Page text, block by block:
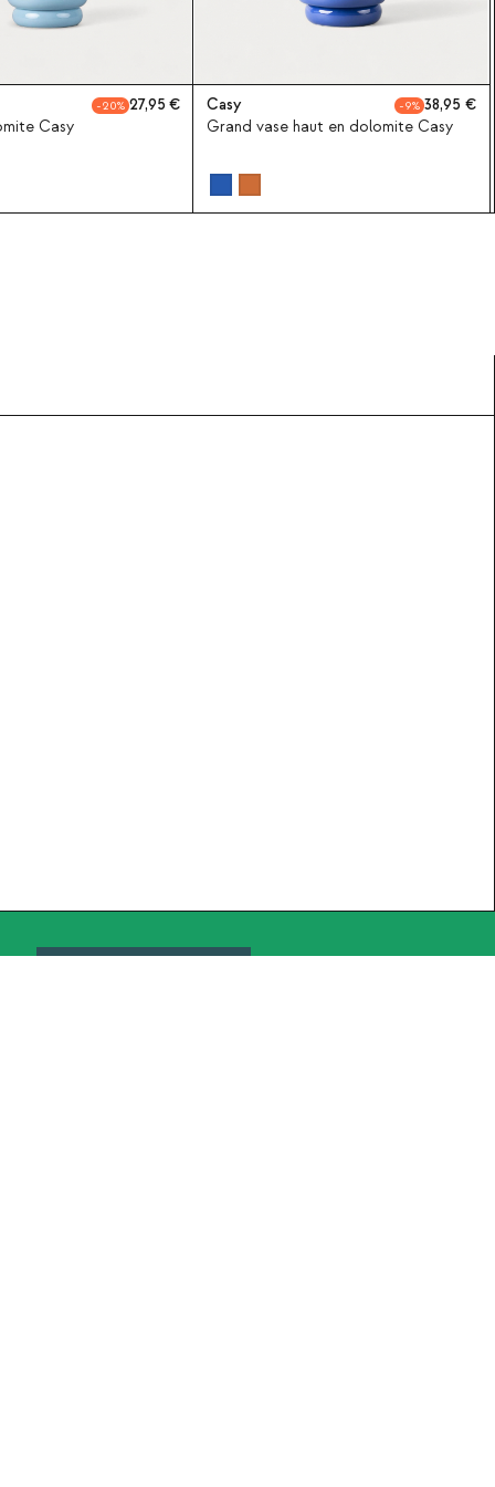
20
27,95
Casy
Casy 9
38,95
Grand vase haut en dolomite Casy